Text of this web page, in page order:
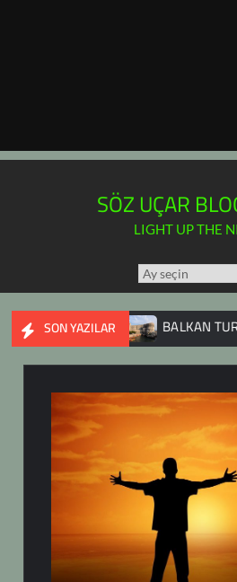
SÖZ UÇAR
LIGHT UP THE
TÜM
YAZILAR
TAKVİMİ
SON YAZILARBALKAN TURU